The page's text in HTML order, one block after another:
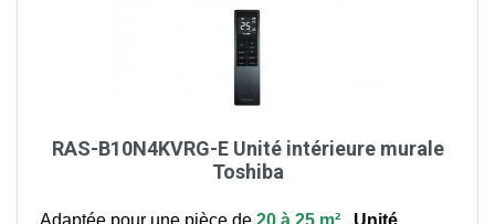
RAS-B10N4KVRG-E Unité intérieure murale
Toshiba
Adaptée pour une pièce de 20 à 25 m² , Unité